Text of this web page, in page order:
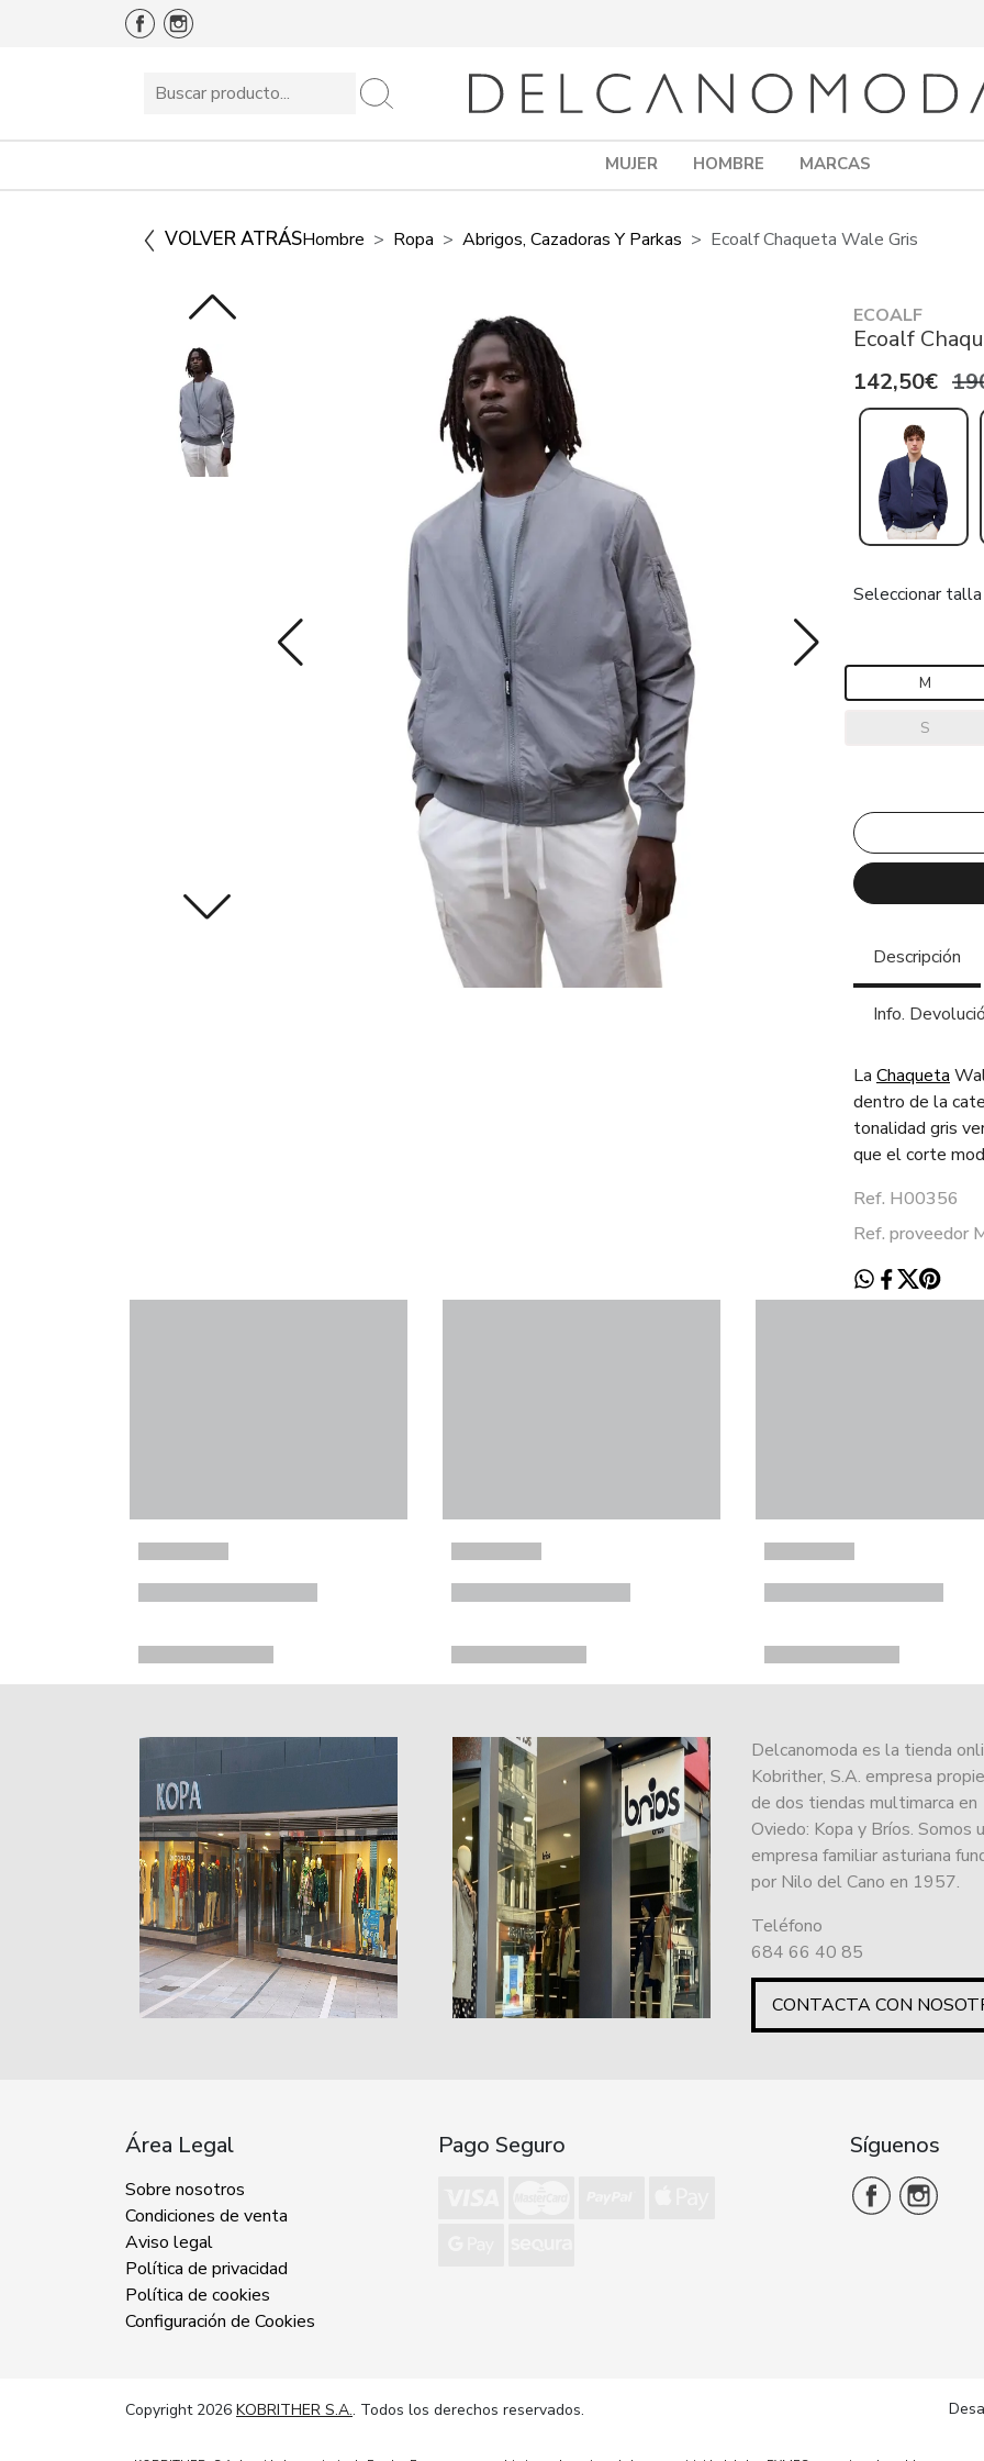
MUJER HOMBRE MARCAS
VOLVER ATRÁSHombre Ropa Abrigos, Cazadoras Y Parkas Ecoalf Chaqueta Wale Gris
ECOALF
Ecoalf
142,50€
Seleccionar talla
M
S
Descripción
Info.
La Chaqueta
dentro de la
tonalidad gris
que el corte
Ref. H00356
Ref. proveedor
Delcanomoda es la tienda
Kobrither, S.A. empresa
de dos tiendas multimarca en
Oviedo: Kopa y Bríos. Somos
empresa familiar asturiana
por Nilo del Cano en 1957.
Teléfono
684 66 40 85
CONTACTA CON
Área Legal
Sobre nosotros
Condiciones de venta
Aviso legal
Política de privacidad
Política de cookies
Configuración de Cookies
Pago Seguro Síguenos
Copyright 2026 KOBRITHER S.A.. Todos los derechos reservados.